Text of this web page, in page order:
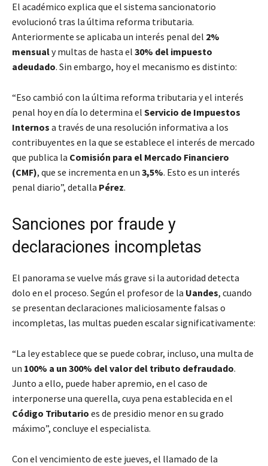
El académico explica que el sistema sancionatorio
evolucionó tras la última reforma tributaria.
Anteriormente se aplicaba un interés penal del 2%
mensualy multas de hasta el 30% del impuesto
adeudado. Sin embargo, hoy el mecanismo es distinto:
“Eso cambió con la última reforma tributaria y el interés
penal hoy en día lo determina el Servicio de Impuestos
Internos a través de una resolución informativa a los
contribuyentes en la que se establece el interés de mercado
que publica la Comisión para el Mercado Financiero
(CMF), que se incrementa en un 3,5%. Esto es un interés
penal diario”, detalla Pérez.
Sanciones por fraude y
declaraciones incompletas
El panorama se vuelve más grave si la autoridad detecta
dolo en el proceso. Según el profesor de la Uandes, cuando
se presentan declaraciones maliciosamente falsas o
incompletas, las multas pueden escalar significativamente:
“La ley establece que se puede cobrar, incluso, una multa de
un 100% a un 300% del valor del tributo defraudado.
Junto a ello, puede haber apremio, en el caso de
interponerse una querella, cuya pena establecida en el
Código Tributario es de presidio menor en su grado
máximo”, concluye el especialista.
Con el vencimiento de este jueves, el llamado de la